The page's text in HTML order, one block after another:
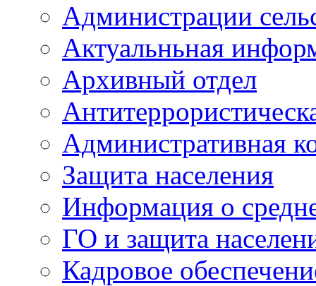
Администрации
Актуальньная
Архивный отдел
Административная
Защита населения
Информация о
ГО и защита
Кадровое